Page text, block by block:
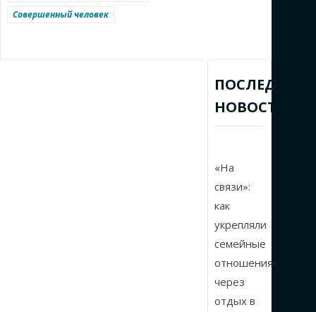
Совершенный человек
ПОСЛЕДНИЕ
НОВОСТИ
«На
связи»:
как
укрепляли
семейные
отношения
через
отдых в